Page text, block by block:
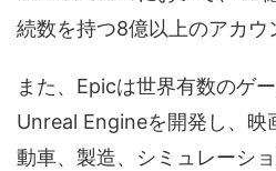
続数を持つ8億以上のアカウ
また、Epicは世界有数のゲ
Unreal Engineを開発し、映
動車、製造、シミュレーシ